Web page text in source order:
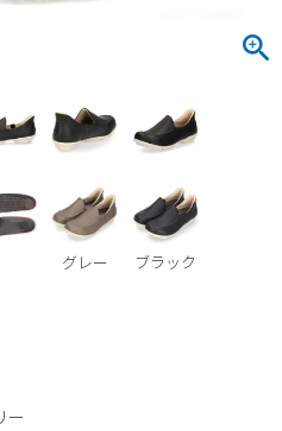
グレー ブラック
ー